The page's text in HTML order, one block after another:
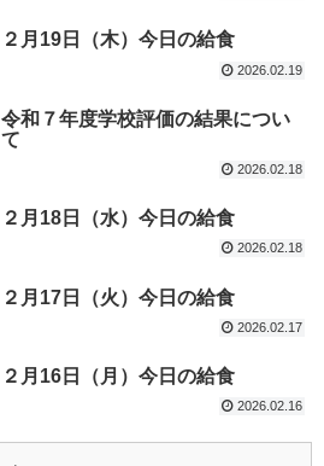
２月19日（木）今日の給食
2026.02.19
令和７年度学校評価の結果につい
て
2026.02.18
２月18日（水）今日の給食
2026.02.18
２月17日（火）今日の給食
2026.02.17
２月16日（月）今日の給食
2026.02.16